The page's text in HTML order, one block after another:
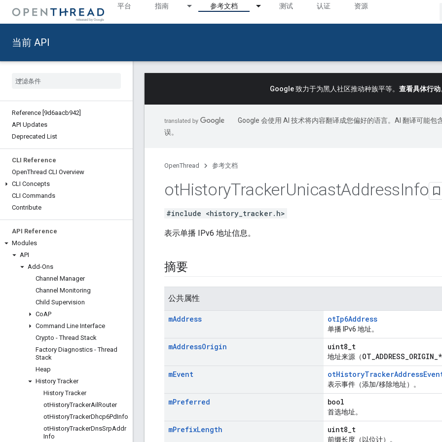
平台 指南 参考文档 测试 认证 资源
当前 API
Reference [9d6aacb942]
API Updates
Deprecated List
CLI Reference
OpenThread CLI Overview
CLI Concepts
CLI Commands
Contribute
API Reference
Modules
API
Add-Ons
Channel Manager
Channel Monitoring
Child Supervision
CoAP
Command Line Interface
Crypto - Thread Stack
Factory Diagnostics - Thread
Stack
Heap
History Tracker
History Tracker
otHistoryTrackerAil Router
otHistoryTrackerDhcp6PdInfo
otHistoryTrackerDnsSrpAddr
Info
Google 致力于为黑人社区推动种族平等。 查看具体行动
Google 会使用 AI 技术将内容翻译成您偏好的语言。AI 翻译可能包
误。
OpenThread 参考文档
otHistoryTrackerUnicastAddressInfo
#include <history_tracker.h>
表示单播 IPv6 地址信息。
摘要
公共属性
mAddress otIp6Address
单播 IPv6 地址。
mAddressOrigin uint8_t
地址来源（OT_ADDRESS_ORIGIN_*
mEvent
表示事件（添加/移除地址）。
mPreferred bool
首选地址。
mPrefixLength uint8_t
前缀长度（以位计）。